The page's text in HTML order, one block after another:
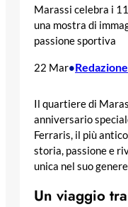
Marassi celebra i
una mostra di
passione sportiva
22 Mar•Redazione
Il quartiere di
anniversario
Ferraris, il più
storia, passione e
unica nel suo
Un viaggio